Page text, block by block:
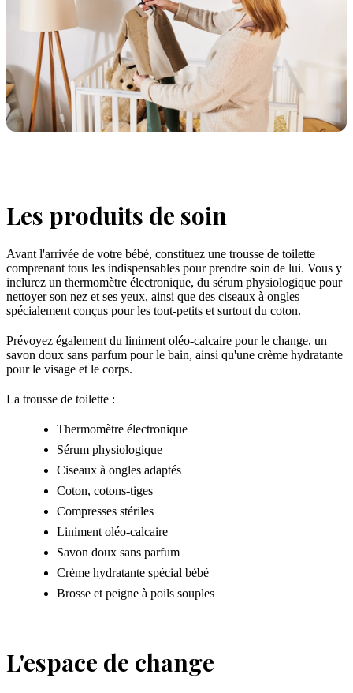
Les produits de soin
Avant l'arrivée de votre bébé, constituez une trousse de toilette
comprenant tous les indispensables pour prendre soin de lui. Vous y
inclurez un thermomètre électronique, du sérum physiologique pour
nettoyer son nez et ses yeux, ainsi que des ciseaux à ongles
spécialement conçus pour les tout-petits et surtout du coton.
Prévoyez également du liniment oléo-calcaire pour le change, un
savon doux sans parfum pour le bain, ainsi qu'une crème hydratante
pour le visage et le corps.
La trousse de toilette :
Thermomètre électronique
Sérum physiologique
Ciseaux à ongles adaptés
Coton, cotons-tiges
Compresses stériles
Liniment oléo-calcaire
Savon doux sans parfum
Crème hydratante spécial bébé
Brosse et peigne à poils souples
L'espace de change